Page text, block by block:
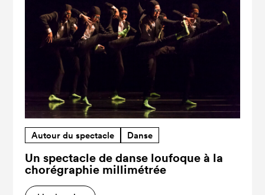
Autour du spectacle Danse
Un spectacle de danse loufoque à la
chorégraphie millimétrée